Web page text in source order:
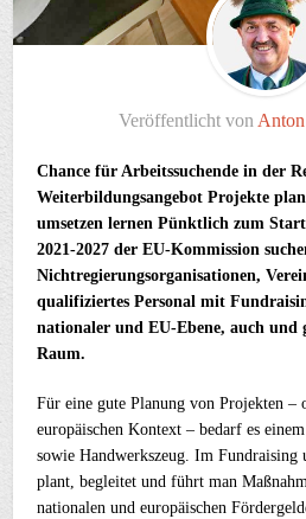
Veröffentlicht von
Chance für Arbeitssuchende in der
Weiterbildungsangebot Projekte
umsetzen lernen Pünktlich zum
2021-2027 der EU-Kommission
Nichtregierungsorganisationen,
qualifiziertes Personal mit
nationaler und EU-Ebene, auch und
Raum.
Für eine gute Planung von Projekten –
europäischen Kontext – bedarf es
sowie Handwerkszeug. Im Fundraising
plant, begleitet und führt man
nationalen und europäischen